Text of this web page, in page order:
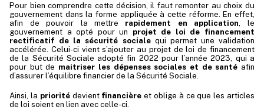
Pour bien comprendre cette décision, il faut remonter au choix du
gouvernement dans la forme appliquée à cette réforme. En effet,
afin de pouvoir la mettre rapidement en application , le
gouvernement a opté pour un projet de loi de financement
rectificatif de la sécurité socialequi permet une validation
accélérée. Celui-ci vient s’ajouter au projet de loi de financement
de la Sécurité Sociale adopté fin 2022 pour l’année 2023, qui a
pour but de maitriser les dépenses sociales et de santé afin
d’assurer l’équilibre financier de la Sécurité Sociale.
Ainsi, la prioritédevient financière et oblige à ce que les articles
de loi soient en lien avec celle-ci.